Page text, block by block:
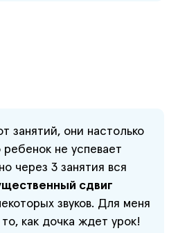
занятий, они настолько
не успевает
через 3 занятия вся
сдвиг
звуков. Для меня
как дочка ждет урок!